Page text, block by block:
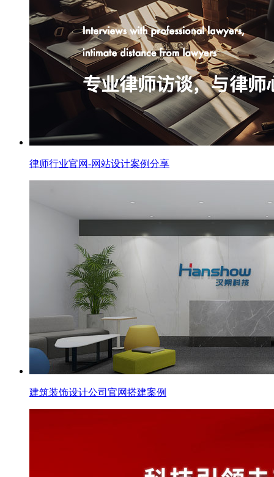
律师行业官网-网站设计案例分享
建筑装饰设计公司官网搭建案例